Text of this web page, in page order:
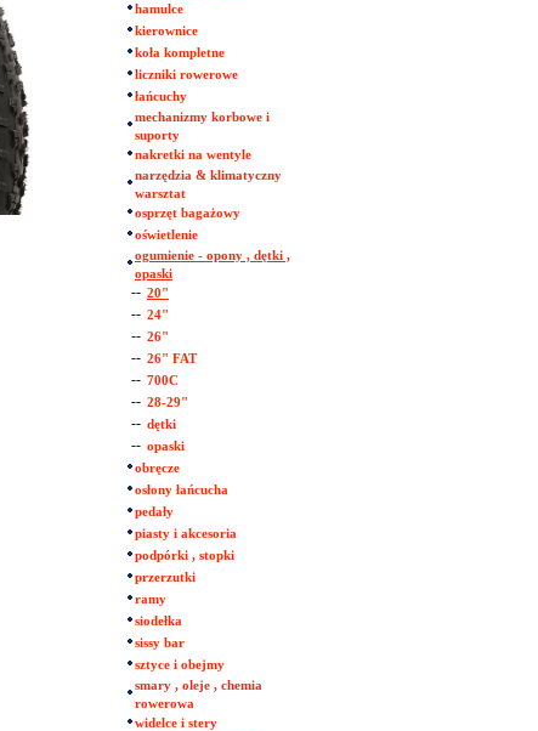
hamulce
kierownice
koła kompletne
liczniki rowerowe
łańcuchy
mechanizmy korbowe i
suporty
nakretki na wentyle
narzędzia & klimatyczny
warsztat
osprzęt bagażowy
oświetlenie
ogumienie - opony , dętki ,
opaski
-- 20"
-- 24"
-- 26"
-- 26" FAT
-- 700C
-- 28-29"
-- dętki
-- opaski
obręcze
osłony łańcucha
pedały
piasty i akcesoria
podpórki , stopki
przerzutki
ramy
siodełka
sissy bar
sztyce i obejmy
smary , oleje , chemia
rowerowa
widelce i stery